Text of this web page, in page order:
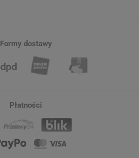
Formy dostawy
Płatności